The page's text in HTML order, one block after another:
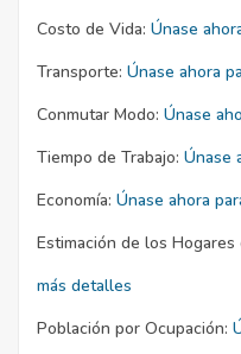
Costo de Vida: Únase
Transporte: Únase ahora
Conmutar Modo: Únase
Tiempo de Trabajo: Únase
Economía: Únase ahora
Estimación de los Hogares
más detalles
Población por Ocupación: